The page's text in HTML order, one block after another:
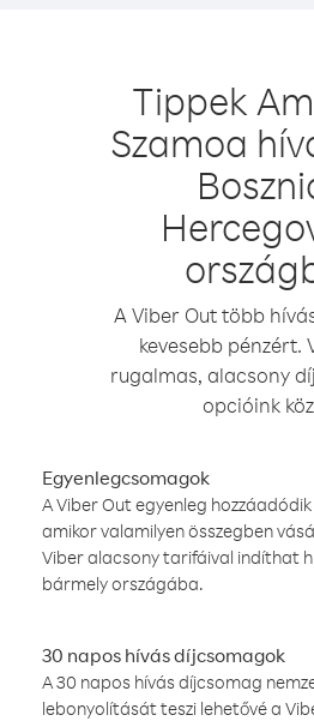
Tippek
Szamoa
A Viber Out több
kevesebb pénzért.
rugalmas, alacsony
opcióink
Egyenlegcsomagok
A Viber Out egyenleg
amikor valamilyen összegben
Viber alacsony tarifáival indíthat
bármely országába.
30 napos hívás díjcsomagok
A 30 napos hívás díjcsomag
lebonyolítását teszi lehetővé a